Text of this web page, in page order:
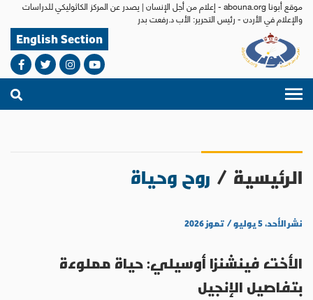
موقع أبونا abouna.org - إعلام من أجل الإنسان | يصدر عن المركز الكاثوليكي للدراسات
والإعلام في الأردن - رئيس التحرير: الأب د.رفعت بدر
English Section
الرئيسية / روح وحياة
نشر الأحد، ٥ يوليو / تموز ٢٠٢٦
الأخت فينشنزا أوسيلي: حياة مملوءة
بتفاصيل الإنجيل